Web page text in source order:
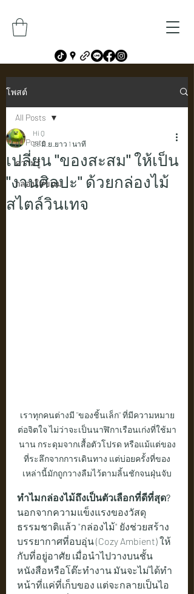
โพสต์
All Posts
ความรู้
กล่องใส่ขนม
All Posts
เปลี่ยน "ของสะสม" ให้เป็น
"งานศิลปะ" ด้วยกล่องไม้
สไตล์วินเทจ
Hi Q
28 มิ.ย. ยาว 1 นาที
เราทุกคนต่างมี "ของชิ้นเล็ก" ที่มีความหมาย
ต่อจิตใจ ไม่ว่าจะเป็นนาฬิกาเรือนเก่งที่ใช้มา
นาน กระดุมจากเสื้อตัวโปรด หรือแม้แต่ของ
ที่ระลึกจากการเดินทาง แต่บ่อยครั้งที่ของ
เหล่านี้มักถูกวางลืมไว้ตามลิ้นชักจนฝุ่นจับ
ทำไมกล่องไม้ถึงเป็นตัวเลือกที่ดีที่สุด?
นอกจากความแข็งแรงของวัสดุ
ธรรมชาติแล้ว "กล่องไม้" ยังช่วยสร้าง
บรรยากาศที่อบอุ่น (Cozy Ambient) ให้
กับที่อยู่อาศัย เมื่อนำไปวางบนชั้น
หนังสือหรือโต๊ะทำงาน มันจะไม่ได้ทำ
หน้าที่แค่ที่เก็บของ แต่จะกลายเป็นไอ